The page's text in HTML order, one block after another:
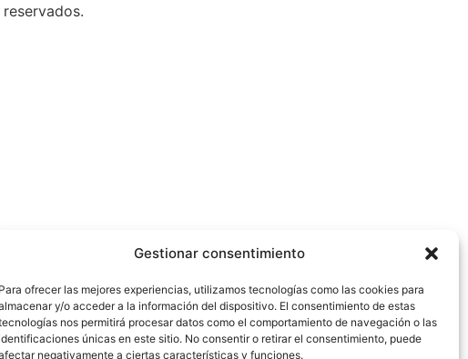
Gestionar consentimiento
Para ofrecer las mejores experiencias, utilizamos tecnologías como las cookies para
y/o acceder a la información del dispositivo. El consentimiento de estas
nos permitirá procesar datos como el comportamiento de navegación o las
únicas en este sitio. No consentir o retirar el consentimiento, puede
negativamente a ciertas características y funciones.